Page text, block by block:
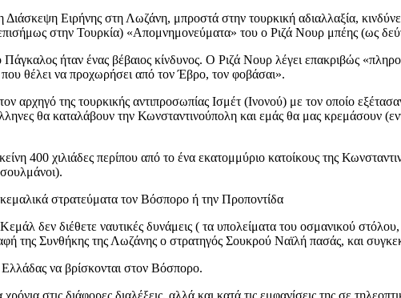
Ειρήνης στη Λωζάνη, μπροστά στην τουρκική αδιαλλαξία,
στην Τουρκία) «Απομνημονεύματα» του ο Ριζά Νουρ μπέης (ως
ήταν ένας βέβαιος κίνδυνος. Ο Ριζά Νουρ λέγει επακριβώς
θέλει να προχωρήσει από τον Έβρο, τον φοβάσαι».
αρχηγό της τουρκικής αντιπροσωπίας Ισμέτ (Ινονού) με τον οποίο
θα καταλάβουν την Κωνσταντινούπολη και εμάς θα μας κρεμάσουν
400 χιλιάδες περίπου από το ένα εκατομμύριο κατοίκους της
στρατεύματα τον Βόσπορο ή την Προποντίδα
δεν διέθετε ναυτικές δυνάμεις ( τα υπολείματα του οσμανικού
της Συνθήκης της Λωζάνης ο στρατηγός Σουκρού Ναϊλή πασάς, και
να βρίσκονται στον Βόσπορο.
στις διάφορες διαλέξεις, αλλά και κατά τις εμφανίσεις της σε